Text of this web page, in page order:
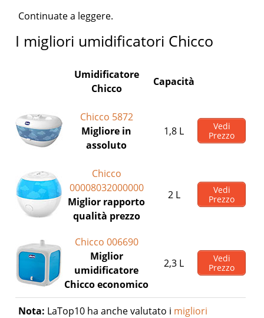
Continuate a leggere.
I migliori umidificatori Chicco
Umidificatore
Chicco
Capacità
Chicco 5872
Migliore in
assoluto
1,8 L
Vedi
Prezzo
Chicco
00008032000000
Miglior rapporto
qualità prezzo
2 L
Vedi
Prezzo
Chicco 006690
Miglior
umidificatore
Chicco economico
2,3 L
Vedi
Prezzo
Nota: LaTop10 ha anche valutato i migliori